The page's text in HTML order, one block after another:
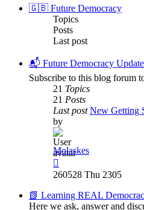
post
🇬🇧 Future Democracy
Topics
Posts
Last post
📬 Future Democracy
Subscribe to this blog forum
21 Topics
21 Posts
Last post New Getting
by
Molaskes
the
post
260528 Thu 2305
📗 Learning REAL
Here we ask, answer and